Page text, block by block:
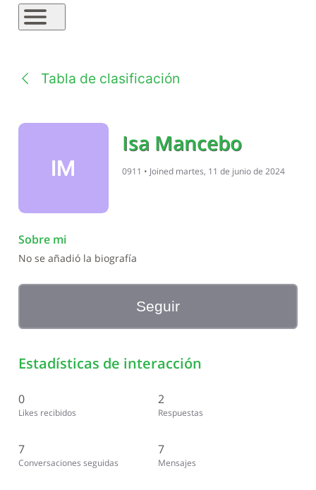
Tabla de clasificación
IM
Isa Mancebo
0911 • Joined martes, 11 de junio de 2024
Sobre mi
No se añadió la biografía
Seguir
Estadísticas de interacción
0
Likes recibidos
2
Respuestas
7
Conversaciones seguidas
7
Mensajes